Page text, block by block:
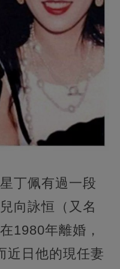
丁佩有過一段
向詠恒（又名
1980年離婚，
近日他的現任妻